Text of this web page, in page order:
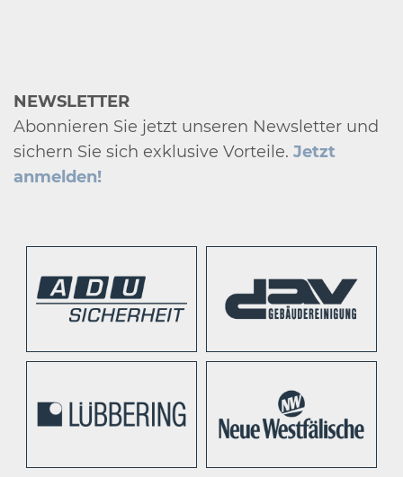
NEWSLETTER
Abonnieren Sie jetzt unseren Newsletter und
sichern Sie sich exklusive Vorteile. Jetzt
anmelden!